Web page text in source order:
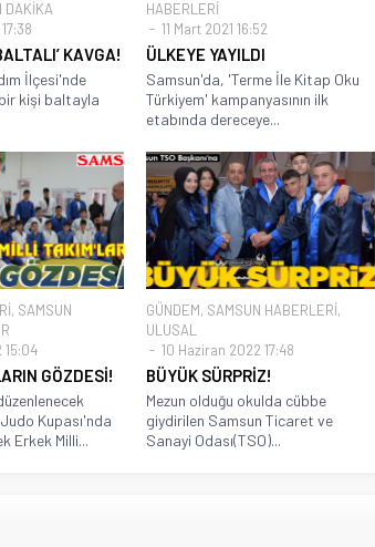
DAKİKA
KAVGA!
İlçesi'nde
kişi baltayla
HABERLERİ
11 Mart 2021 16:52
ÜLKEYE YAYILDI
Samsun'da, 'Terme İle Kitap Oku
Türkiyem' kampanyasının ilk
etabında dereceye...
, SAMSUN
15:04
GÖZDESİ!
Kupası'nda
Erkek Milli...
GÜNDEM, SAMSUN HABERLERİ,
ULUSAL
10 Haziran 2022 17:48
BÜYÜK SÜRPRİZ!
Mezun olduğu okulda cübbe
giydirilen Samsun Ticaret ve
Sanayi Odası(TSO)...